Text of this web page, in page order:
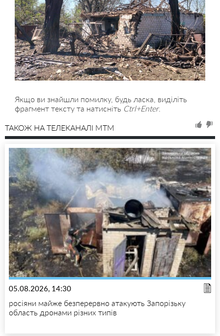
Якщо ви знайшли помилку, будь ласка, виділіть
фрагмент тексту та натисніть Ctrl+Enter.
ТАКОЖ НА ТЕЛЕКАНАЛІ MTM
05.08.2026, 14:30
росіяни майже безперервно атакують Запорізьку
область дронами різних типів